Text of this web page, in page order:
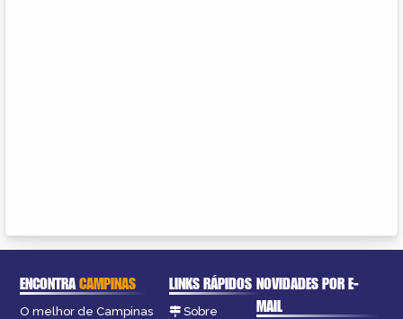
ENCONTRACAMPINAS
O melhor de Campinas
LINKS RÁPIDOS
Sobre
NOVIDADES POR E-
MAIL